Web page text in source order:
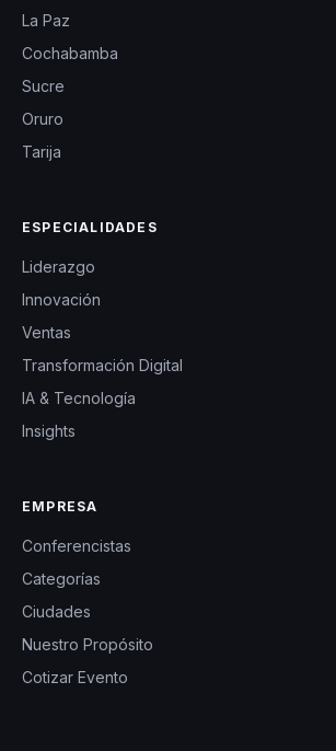
La Paz
Cochabamba
Sucre
Oruro
Tarija
ESPECIALIDADES
Liderazgo
Innovación
Ventas
Transformación Digital
IA & Tecnología
Insights
EMPRESA
Conferencistas
Categorías
Ciudades
Nuestro Propósito
Cotizar Evento